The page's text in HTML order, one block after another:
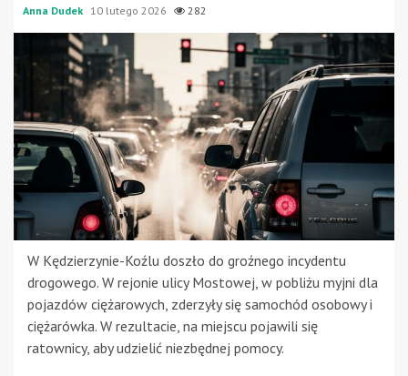
Anna Dudek 10 lutego 2026 282
W Kędzierzynie-Koźlu doszło do groźnego incydentu
drogowego. W rejonie ulicy Mostowej, w pobliżu myjni dla
pojazdów ciężarowych, zderzyły się samochód osobowy i
ciężarówka. W rezultacie, na miejscu pojawili się
ratownicy, aby udzielić niezbędnej pomocy.